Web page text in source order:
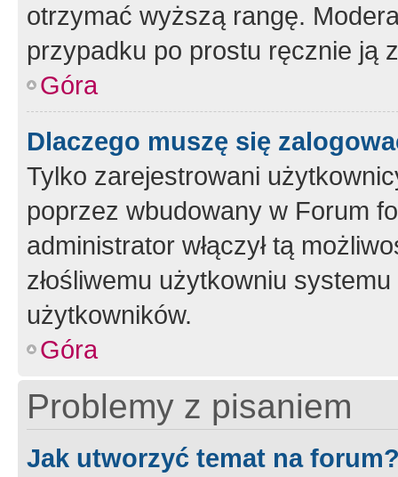
otrzymać wyższą rangę.
przypadku po prostu ręcznie ją
Góra
Dlaczego muszę się
Tylko zarejestrowani
poprzez wbudowany w Forum
administrator włączył tą
złośliwemu użytkowniu
użytkowników.
Góra
Problemy z pisaniem
Jak utworzyć temat na